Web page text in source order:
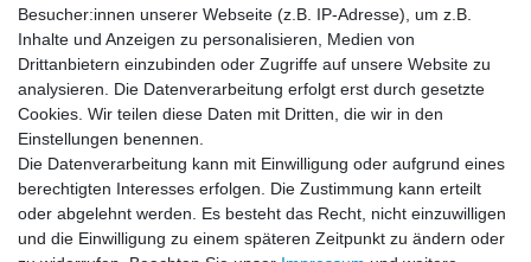
Zahlung und Versand
Impressum Daten­schutz­erklärung AGB
Barrierefreiheitserklärung Widerrufs­recht
Besucher:innen unserer Webseite (z.B. IP-Adresse), um z.B.
Inhalte und Anzeigen zu personalisieren, Medien von
Drittanbietern einzubinden oder Zugriffe auf unsere Website zu
analysieren. Die Datenverarbeitung erfolgt erst durch gesetzte
Cookies. Wir teilen diese Daten mit Dritten, die wir in den
Einstellungen benennen.
Die Datenverarbeitung kann mit Einwilligung oder aufgrund eines
berechtigten Interesses erfolgen. Die Zustimmung kann erteilt
oder abgelehnt werden. Es besteht das Recht, nicht einzuwilligen
und die Einwilligung zu einem späteren Zeitpunkt zu ändern oder